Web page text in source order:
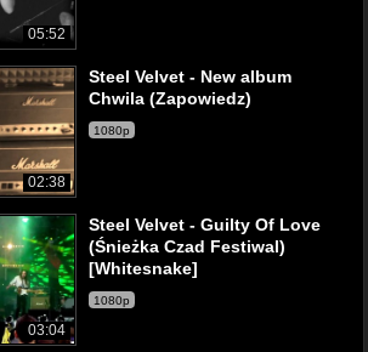
05:52
02:38
Steel Velvet - New album
Chwila (Zapowiedz)
1080p
03:04
Steel Velvet - Guilty Of Love
(Śnieżka Czad Festiwal)
[Whitesnake]
1080p